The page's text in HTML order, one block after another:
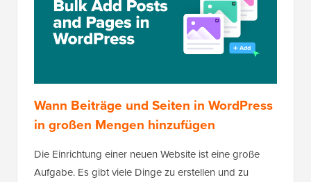
Wann Beiträge und Seiten in WordPress
in großen Mengen hinzufügen
Die Einrichtung einer neuen Website ist eine große
Aufgabe. Es gibt viele Dinge zu erstellen und zu